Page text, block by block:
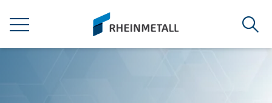
MENÜ
siteLogo